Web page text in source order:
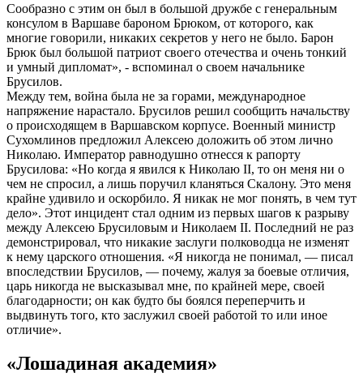
Сообразно с этим он был в большой дружбе с генеральным
консулом в Варшаве бароном Брюком, от которого, как
многие говорили, никаких секретов у него не было. Барон
Брюк был большой патриот своего отечества и очень тонкий
и умный дипломат», - вспоминал о своем начальнике
Брусилов.
Между тем, война была не за горами, международное
напряжение нарастало. Брусилов решил сообщить начальству
о происходящем в Варшавском корпусе. Военный министр
Сухомлинов предложил Алексею доложить об этом лично
Николаю. Император равнодушно отнесся к рапорту
Брусилова: «Но когда я явился к Николаю II, то он меня ни о
чем не спросил, а лишь поручил кланяться Скалону. Это меня
крайне удивило и оскорбило. Я никак не мог понять, в чем тут
дело». Этот инцидент стал одним из первых шагов к разрыву
между Алексею Брусиловым и Николаем II. Последний не раз
демонстрировал, что никакие заслуги полководца не изменят
к нему царского отношения. «Я никогда не понимал, — писал
впоследствии Брусилов, — почему, жалуя за боевые отличия,
царь никогда не высказывал мне, по крайней мере, своей
благодарности; он как будто бы боялся переперчить и
выдвинуть того, кто заслужил своей работой то или иное
отличие».
«Лошадиная академия»